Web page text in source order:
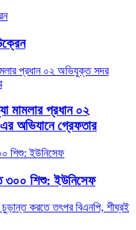
মামলার প্রধান ০২
অভিযানে গ্রেফতার
৩০০ শিশু: ইউনিসেফ